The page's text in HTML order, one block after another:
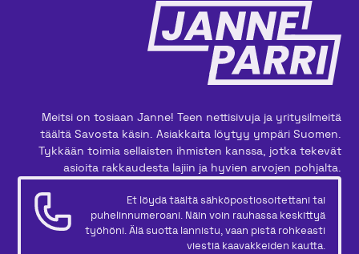
Meitsi on tosiaan Janne! Teen nettisivuja ja yritysilmeitä
täältä Savosta käsin. Asiakkaita löytyy ympäri Suomen.
Tykkään toimia sellaisten ihmisten kanssa, jotka tekevät
asioita rakkaudesta lajiin ja hyvien arvojen pohjalta.
Et löydä täältä sähköpostiosoitettani tai
puhelinnumeroani. Näin voin rauhassa keskittyä
työhöni. Älä suotta lannistu, vaan pistä rohkeasti
viestiä kaavakkeiden kautta.